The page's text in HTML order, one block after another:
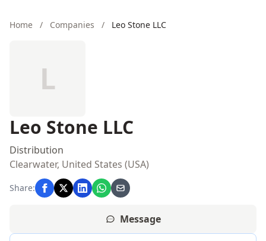
Home / Companies / Leo Stone LLC
L
Leo Stone LLC
Distribution
Clearwater, United States (USA)
Share:
Message